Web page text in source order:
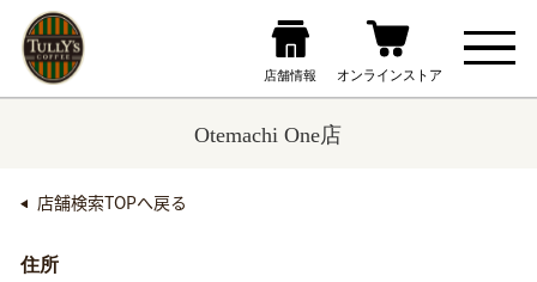
Otemachi One店
店舗検索TOPへ戻る
住所